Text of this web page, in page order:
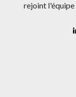
rejoint